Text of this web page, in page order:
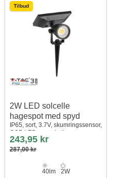
Tilbud
2W LED solcelle
hagespot med spyd
IP65, sort, 3.7V, skumringssensor,
COB LED, varm hvit
243,95 kr
287,00 kr
40lm 2W